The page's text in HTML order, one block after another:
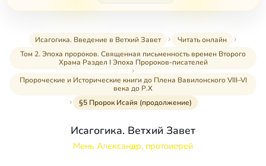
Исагогика. Введение в Ветхий Завет
Читать онлайн
Том 2. Эпоха пророков. Священная письменность времен Второго
Храма Раздел I Эпоха Пророков-писателей
Пророческие и Исторические книги до Плена Вавилонского VIII–VI
века до Р.Х
§5 Пророк Исайя (продолжение)
Исагогика. Ветхий Завет
Мень Александр, протоиерей